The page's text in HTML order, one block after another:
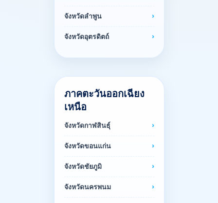
จังหวัดลำพูน
จังหวัดอุตรดิตถ์
ภาคตะวันออกเฉียง
เหนือ
จังหวัดกาฬสินธุ์
จังหวัดขอนแก่น
จังหวัดชัยภูมิ
จังหวัดนครพนม